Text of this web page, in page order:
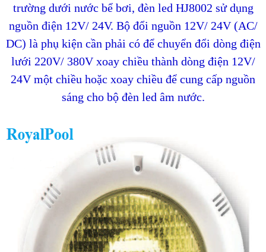
trường dưới nước bể bơi, đèn led HJ8002 sử dụng
nguồn điện 12V/ 24V. Bộ đổi nguồn 12V/ 24V (AC/
DC) là phụ kiện cần phải có để chuyển đổi dòng điện
lưới 220V/ 380V xoay chiều thành dòng điện 12V/
24V một chiều hoặc xoay chiều để cung cấp nguồn
sáng cho bộ đèn led âm nước.